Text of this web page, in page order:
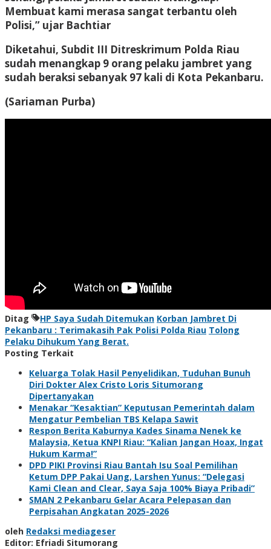
Membuat kami merasa sangat terbantu oleh
Polisi,” ujar Bachtiar
Diketahui, Subdit III Ditreskrimum Polda Riau
sudah menangkap 9 orang pelaku jambret yang
sudah beraksi sebanyak 97 kali di Kota Pekanbaru.
(Sariaman Purba)
Ditag HP Saya Sudah Ditemukan Korban Jambret Di
Pekanbaru : Terimakasih Pak Polisi Polda Riau Tolong
Pelaku Dihukum Yang Berat.
Posting Terkait
Keluarga Tolak Hasil Penyelidikan, Tuduhan Bunuh
Diri Dokter Alex Cristo Loris Situmorang
Dipertanyakan
Menakar “Kesaktian” Keputusan Pemerintah dalam
Mengatur Pembelian TBS Kelapa Sawit
Respon Berita Kaburnya Kades Sinama Nenek ke
Malaysia, Ketua KNPI Riau: “Kalian Jangan Hoax, Ingat
Hukum Karma!”
DPD PIKI Provinsi Riau Bantah Isu Soal Pemilihan
Ketum DPP Pakai Uang, Larshen Yunus: “Delegasi
Kami Clean and Clear, Saya Saja 100% Biaya Pribadi”
SMAN 2 Pekanbaru Gelar Acara Pelepasan dan
Perpisahan Angkatan 2025-2026
oleh Redaksi mediageser
Editor: Efriadi Situmorang